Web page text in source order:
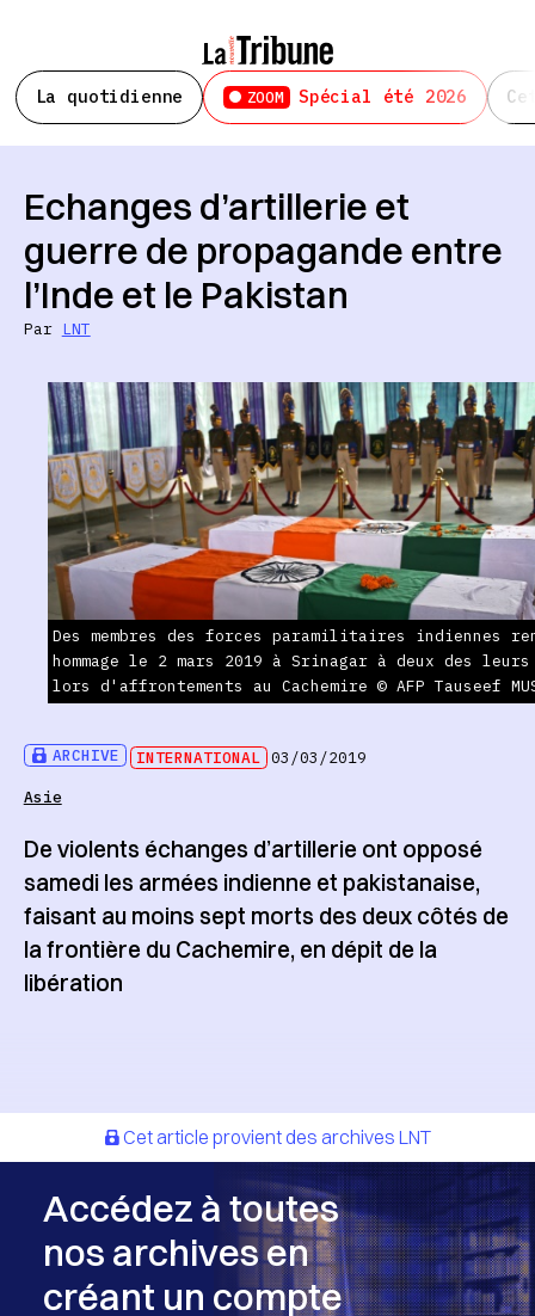
La quotidienne ZOOM Spécial été 2026
ARCHIVE INTERNATIONAL 03/03/2019
Asie
Echanges d’artillerie et
guerre de propagande entre
l’Inde et le Pakistan
Par LNT
Des membres des forces paramilitaires indiennes
hommage le 2 mars 2019 à Srinagar à deux des
lors d'affrontements au Cachemire © AFP Tauseef
De violents échanges d’artillerie ont opposé
samedi les armées indienne et pakistanaise,
faisant au moins sept morts des deux côtés de
la frontière du Cachemire, en dépit de la
libération
Cet article provient des archives LNT
Accédez à toutes
nos archives en
créant un compte